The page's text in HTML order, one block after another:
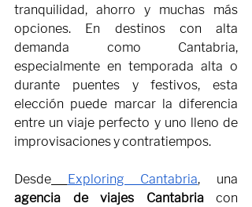
tranquilidad, ahorro y muchas más
opciones. En destinos con alta
demanda como Cantabria,
especialmente en temporada alta o
durante puentes y festivos, esta
elección puede marcar la diferencia
entre un viaje perfecto y uno lleno de
improvisaciones y contratiempos.
Desde Exploring Cantabria
agencia de viajes Cantabria con